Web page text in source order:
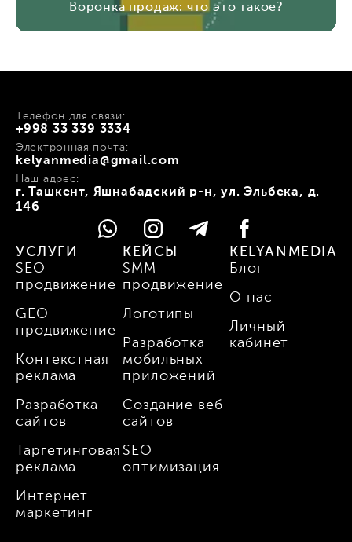
Воронка продаж: что это такое?
+998 33 339 3334
Телефон для связи:
kelyanmedia@gmail.com
Электронная почта:
г. Ташкент, Яшнабадский р-н, ул. Эльбека, д.
146
Наш адрес:
УСЛУГИ
SEO
продвижение
GEO
продвижение
Контекстная
реклама
Разработка
сайтов
Таргетинговая
реклама
Интернет
маркетинг
КЕЙСЫ
SMM
продвижение
Логотипы
Разработка
мобильных
приложений
Создание веб
сайтов
SEO
оптимизация
KELYANMEDIA
Блог
О нас
Личный
кабинет